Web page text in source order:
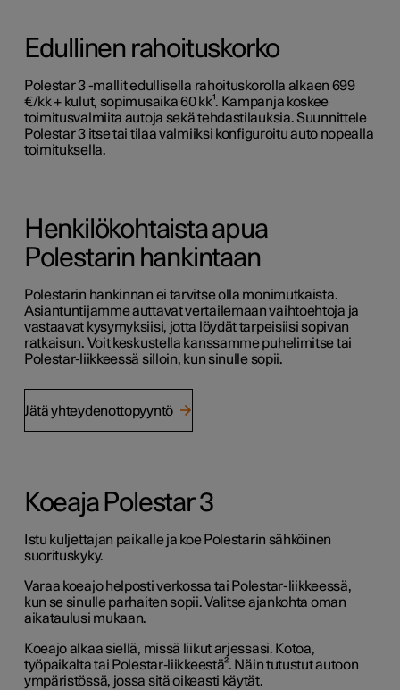
Edullinen rahoituskorko
Polestar 3 -mallit edullisella rahoituskorolla alkaen 699
€/kk + kulut, sopimusaika 60 kk¹. Kampanja koskee
toimitusvalmiita autoja sekä tehdastilauksia. Suunnittele
Polestar 3 itse tai tilaa valmiiksi konfiguroitu auto nopealla
toimituksella.
Henkilökohtaista apua
Polestarin hankintaan
Polestarin hankinnan ei tarvitse olla monimutkaista.
Asiantuntijamme auttavat vertailemaan vaihtoehtoja ja
vastaavat kysymyksiisi, jotta löydät tarpeisiisi sopivan
ratkaisun. Voit keskustella kanssamme puhelimitse tai
Polestar‑liikkeessä silloin, kun sinulle sopii.
Jätä yhteydenottopyyntö
Koeaja Polestar 3
Istu kuljettajan paikalle ja koe Polestarin sähköinen
suorituskyky.
Varaa koeajo helposti verkossa tai Polestar-liikkeessä,
kun se sinulle parhaiten sopii. Valitse ajankohta oman
aikataulusi mukaan.
Koeajo alkaa siellä, missä liikut arjessasi. Kotoa,
työpaikalta tai Polestar‑liikkeestä². Näin tutustut autoon
ympäristössä, jossa sitä oikeasti käytät.